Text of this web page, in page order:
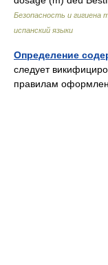
Безопасность и гигиена
испанский языки
Определение
следует
правилам